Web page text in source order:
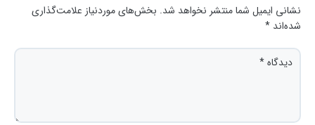
نشانی ایمیل شما منتشر نخواهد شد. بخش‌های موردنیاز علامت‌گذاری
شده‌اند *